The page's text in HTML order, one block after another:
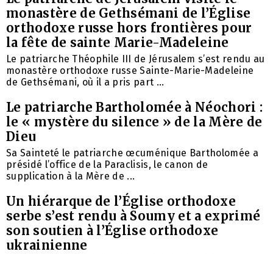
monastère de Gethsémani de l’Église
orthodoxe russe hors frontières pour
la fête de sainte Marie-Madeleine
Le patriarche Théophile III de Jérusalem s’est rendu au
monastère orthodoxe russe Sainte-Marie-Madeleine
de Gethsémani, où il a pris part ...
Le patriarche Bartholomée à Néochori :
le « mystère du silence » de la Mère de
Dieu
Sa Sainteté le patriarche œcuménique Bartholomée a
présidé l’office de la Paraclisis, le canon de
supplication à la Mère de ...
Un hiérarque de l’Église orthodoxe
serbe s’est rendu à Soumy et a exprimé
son soutien à l’Église orthodoxe
ukrainienne